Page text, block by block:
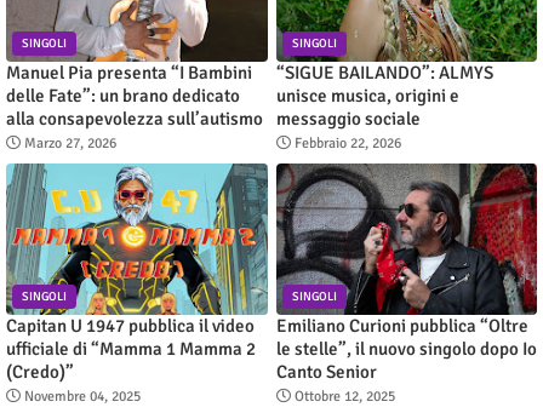
SINGOLI
Manuel Pia presenta “I Bambini
delle Fate”: un brano dedicato
alla consapevolezza sull’autismo
Marzo 27, 2026
SINGOLI
“SIGUE BAILANDO”: ALMYS
unisce musica, origini e
messaggio sociale
Febbraio 22, 2026
SINGOLI
Capitan U 1947 pubblica il video
ufficiale di “Mamma 1 Mamma 2
(Credo)”
Novembre 04, 2025
SINGOLI
Emiliano Curioni pubblica “Oltre
le stelle”, il nuovo singolo dopo Io
Canto Senior
Ottobre 12, 2025